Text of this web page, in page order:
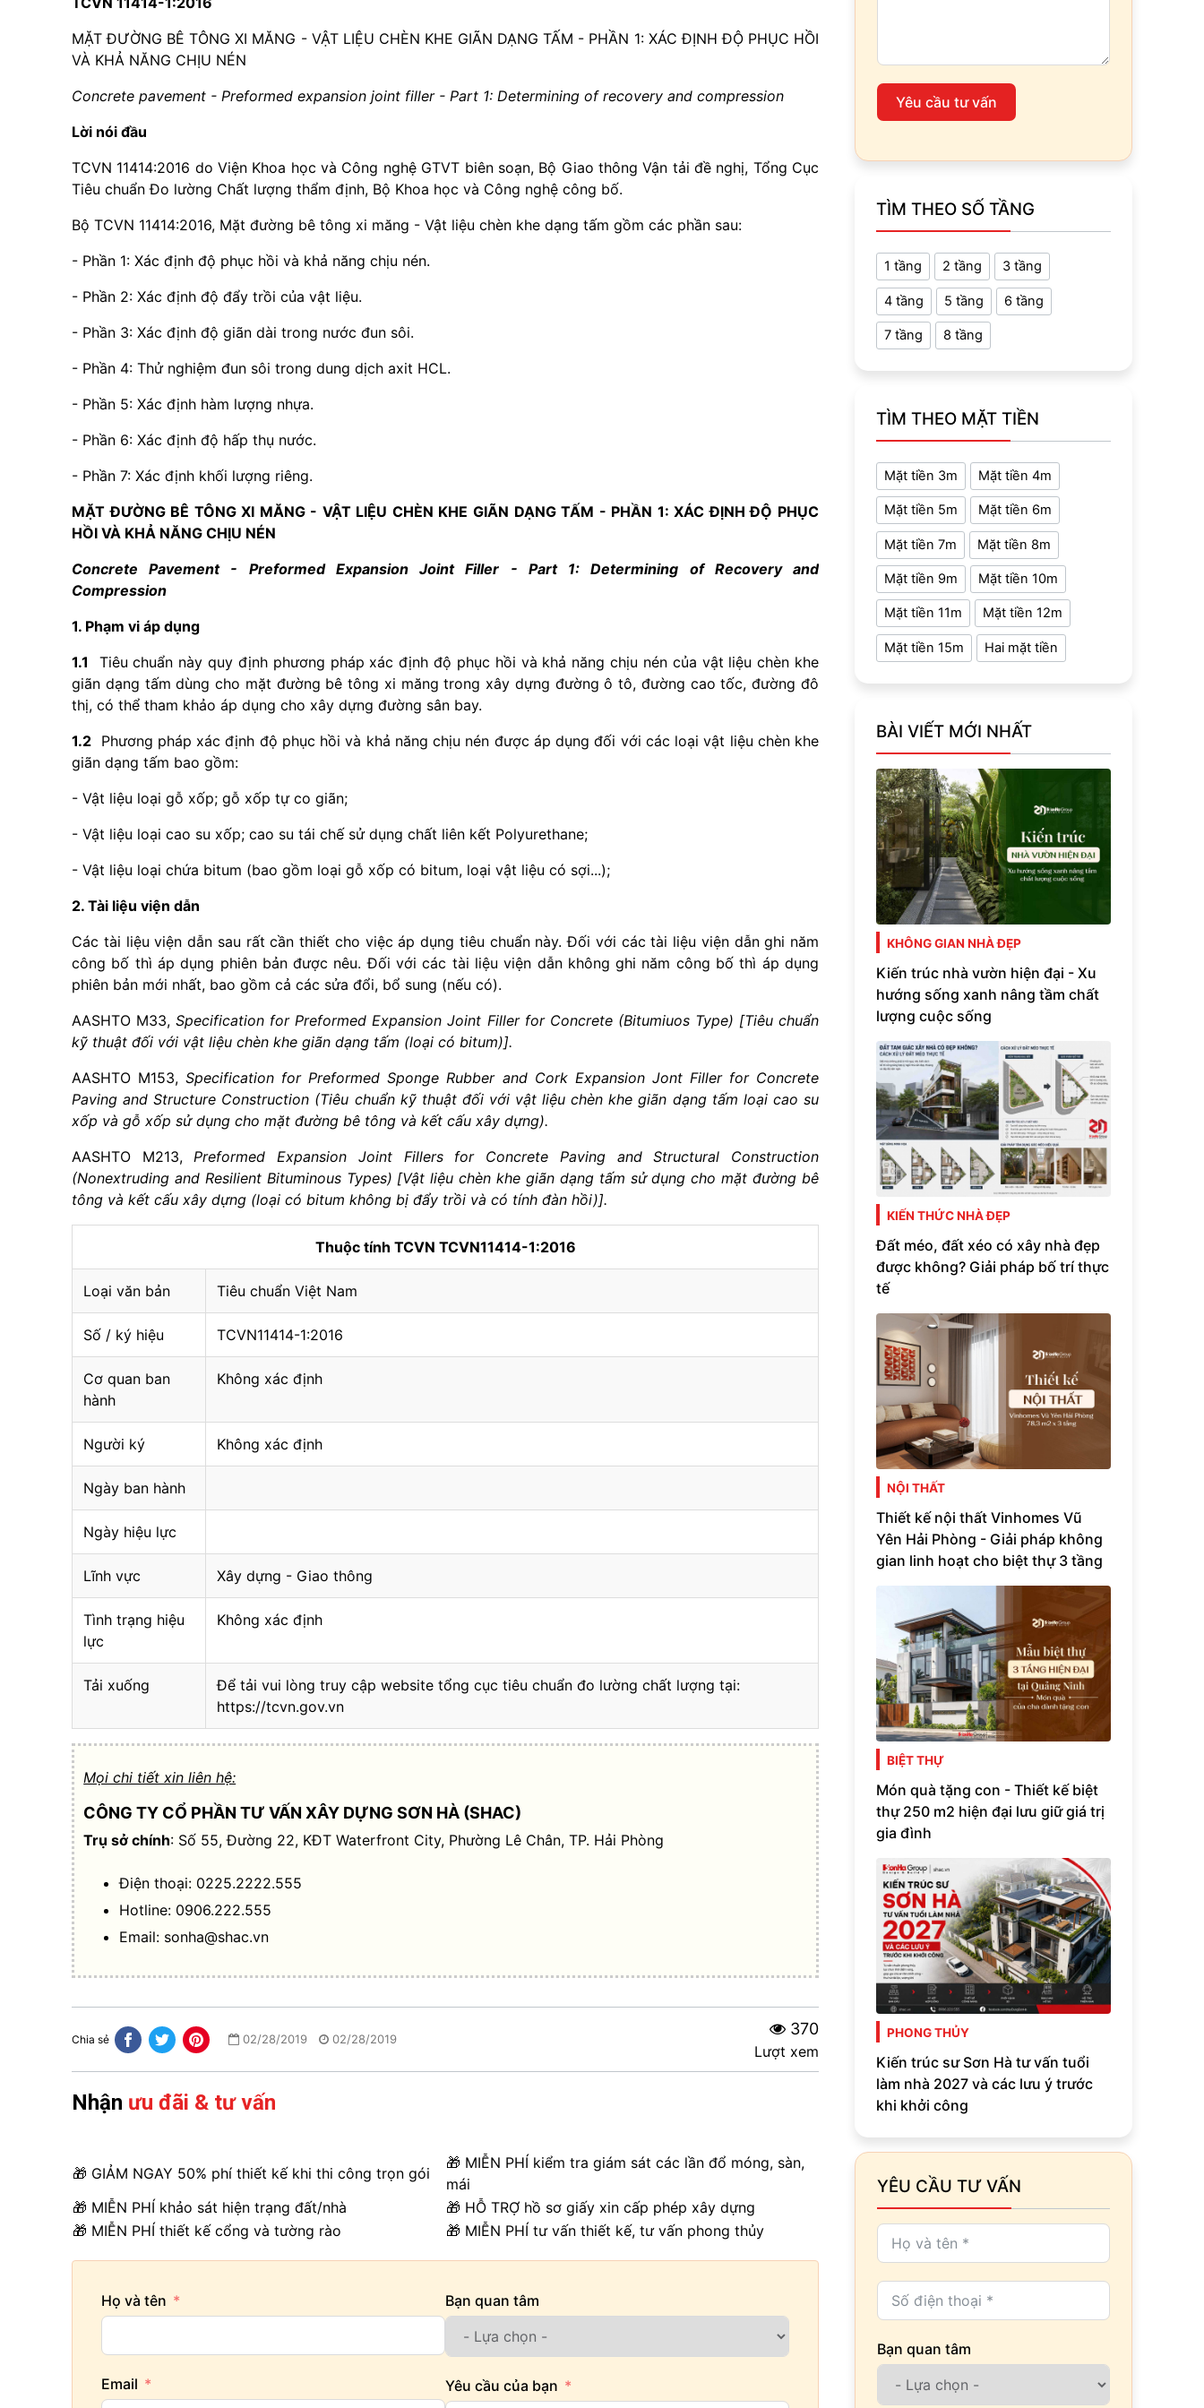
MẶT ĐƯỜNG BÊ TÔNG XI MĂNG - VẬT LIỆU CHÈN KHE GIÃN DẠNG TẤM - PHẦN 1: XÁC ĐỊNH ĐỘ PHỤC HỒI
VÀ KHẢ NĂNG CHỊU NÉN
Concrete pavement - Preformed expansion joint filler - Part 1: Determining of recovery and compression
Lời nói đầu
TCVN 11414:2016 do Viện Khoa học và Công nghệ GTVT biên soạn, Bộ Giao thông Vận tải đề nghị, Tổng Cục
Tiêu chuẩn Đo lường Chất lượng thẩm định, Bộ Khoa học và Công nghệ công bố.
Bộ TCVN 11414:2016, Mặt đường bê tông xi măng - Vật liệu chèn khe dạng tấm gồm các phần sau:
- Phần 1: Xác định độ phục hồi và khả năng chịu nén.
- Phần 2: Xác định độ đẩy trồi của vật liệu.
- Phần 3: Xác định độ giãn dài trong nước đun sôi.
- Phần 4: Thử nghiệm đun sôi trong dung dịch axit HCL.
- Phần 5: Xác định hàm lượng nhựa.
- Phần 6: Xác định độ hấp thụ nước.
- Phần 7: Xác định khối lượng riêng.
MẶT ĐƯỜNG BÊ TÔNG XI MĂNG - VẬT LIỆU CHÈN KHE GIÃN DẠNG TẤM - PHẦN 1: XÁC ĐỊNH ĐỘ PHỤC
HỒI VÀ KHẢ NĂNG CHỊU NÉN
Concrete Pavement - Preformed Expansion Joint Filler -
Part 1: Determining of Recovery and
Compression
1. Phạm vi áp dụng
1.1
Tiêu chuẩn này quy định phương pháp xác định độ phục hồi và khả năng chịu nén của vật liệu chèn khe
giãn dạng tấm dùng cho mặt đường bê tông xi măng trong xây dựng đường ô tô, đường cao tốc, đường đô
thị, có thể tham khảo áp dụng cho xây dựng đường sân bay.
1.2 Phương pháp xác định độ phục hồi và khả năng chịu nén được áp dụng đối với các loại vật liệu chèn khe
giãn dạng tấm bao gồm:
- Vật liệu loại gỗ xốp; gỗ xốp tự co giãn;
- Vật liệu loại cao su xốp; cao su tái chế sử dụng chất liên kết Polyurethane;
- Vật liệu loại chứa bitum (bao gồm loại gỗ xốp có bitum, loại vật liệu có sợi...);
2. Tài liệu viện dẫn
Các tài liệu viện dẫn sau rất cần thiết cho việc áp dụng tiêu chuẩn này. Đối với các tài liệu viện dẫn ghi năm
công bố thì áp dụng phiên bản được nêu. Đối với các tài liệu viện dẫn không ghi năm công bố thì áp dụng
phiên bản mới nhất, bao gồm cả các sửa đổi, bổ sung (nếu có).
AASHTO M33,Specification for Preformed Expansion Joint Filler for Concrete (Bitumiuos Type) [Tiêu chuẩn
kỹ thuật đối với vật liệu chèn khe giãn dạng tấm (loại có bitum)].
AASHTO M153,Specification for Preformed Sponge Rubber and Cork Expansion Jont Filler for Concrete
Paving and Structure Construction (Tiêu chuẩn kỹ thuật đối với vật liệu chèn khe giãn dạng tấm loại cao su
xốp và gỗ xốp sử dụng cho mặt đường bê tông và kết cấu xây dựng).
AASHTO M213,Preformed Expansion Joint Fillers for Concrete Paving and Structural
Construction
(Nonextruding and Resilient Bituminous Types) [Vật liệu chèn khe giãn dạng tấm sử dụng cho mặt đường bê
tông và kết cấu xây dựng (loại có bitum không bị đẩy trồi và có tính đàn hồi)].
Thuộc tính TCVN TCVN11414-1:2016
Loại văn bản Tiêu chuẩn Việt Nam
Số / ký hiệu TCVN11414-1:2016
Cơ quan ban
hành
Không xác định
Người ký Không xác định
Ngày ban hành
Ngày hiệu lực
Lĩnh vực Xây dựng - Giao thông
Tình trạng hiệu
lực
Không xác định
Tải xuống
Để tải vui lòng truy cập website tổng cục tiêu chuẩn đo lường chất lượng tại:
https://tcvn.gov.vn
Mọi chi tiết xin liên hệ:
CÔNG TY CỔ PHẦN TƯ VẤN XÂY DỰNG SƠN HÀ (SHAC)
Trụ sở chính: Số 55, Đường 22, KĐT Waterfront City, Phường Lê Chân, TP. Hải Phòng
Điện thoại: 0225.2222.555
Hotline: 0906.222.555
Email: sonha@shac.vn
Chia sẻ 02/28/2019 02/28/2019
370
Lượt xem
Nhận ưu đãi & tư vấn
🎁 GIẢM NGAY 50% phí thiết kế khi thi công trọn gói
🎁 MIỄN PHÍ kiểm tra giám sát các lần đổ móng, sàn,
mái
🎁 MIỄN PHÍ khảo sát hiện trạng đất/nhà
🎁 HỖ TRỢ hồ sơ giấy xin cấp phép xây dựng
🎁 MIỄN PHÍ thiết kế cổng và tường rào
🎁 MIỄN PHÍ tư vấn thiết kế, tư vấn phong thủy
Họ và tên
Email
Bạn quan tâm
Yêu cầu của bạn
Yêu cầu tư vấn
TÌM THEO SỐ TẦNG
1 tầng 2 tầng 3 tầng
4 tầng 5 tầng 6 tầng
7 tầng 8 tầng
TÌM THEO MẶT TIỀN
Mặt tiền 3m Mặt tiền 4m
Mặt tiền 5m Mặt tiền 6m
Mặt tiền 7m Mặt tiền 8m
Mặt tiền 9m Mặt tiền 10m
Mặt tiền 11m Mặt tiền 12m
Mặt tiền 15m Hai mặt tiền
BÀI VIẾT MỚI NHẤT
KHÔNG GIAN NHÀ ĐẸP
Kiến trúc nhà vườn hiện đại - Xu
hướng sống xanh nâng tầm chất
lượng cuộc sống
KIẾN THỨC NHÀ ĐẸP
Đất méo, đất xéo có xây nhà đẹp
được không? Giải pháp bố trí thực
tế
NỘI THẤT
Thiết kế nội thất Vinhomes Vũ
Yên Hải Phòng - Giải pháp không
gian linh hoạt cho biệt thự 3 tầng
BIỆT THỰ
Món quà tặng con - Thiết kế biệt
thự 250 m2 hiện đại lưu giữ giá trị
gia đình
PHONG THỦY
Kiến trúc sư Sơn Hà tư vấn tuổi
làm nhà 2027 và các lưu ý trước
khi khởi công
YÊU CẦU TƯ VẤN
Bạn quan tâm